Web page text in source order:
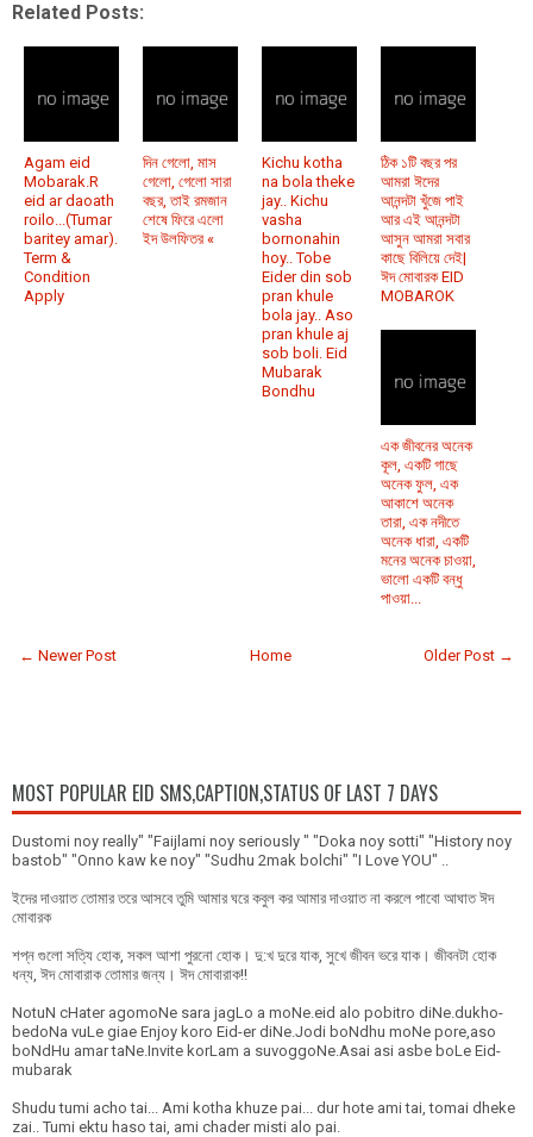
Related Posts:
Agam eid
Mobarak.R
eid ar daoath
roilo...(Tumar
baritey amar).
Term &
Condition
Apply
দিন গেলো, মাস
গেলো, গেলো সারা
বছর, তাই রমজান
শেষে ফিরে এলো
ইদ উলফিতর «
Kichu kotha
na bola theke
jay.. Kichu
vasha
bornonahin
hoy.. Tobe
Eider din sob
pran khule
bola jay.. Aso
pran khule aj
sob boli. Eid
Mubarak
Bondhu
ঠিক ১টি বছর পর
আমরা ঈদের
আনন্দটা খুঁজে পাই
আর এই আনন্দটা
আসুন আমরা সবার
কাছে বিলিয়ে দেই|
ঈদ মোবারক EID
MOBAROK
এক জীবনের অনেক
কূল, একটি গাছে
অনেক ফুল, এক
আকাশে অনেক
তারা, এক নদীতে
অনেক ধারা, একটি
মনের অনেক চাওয়া,
ভালো একটি বন্ধু
পাওয়া...
← Newer Post Older Post →
Home
MOST POPULAR EID SMS,CAPTION,STATUS OF LAST 7 DAYS
Dustomi noy really" "Faijlami noy seriously " "Doka noy sotti" "History noy
bastob" "Onno kaw ke noy" "Sudhu 2mak bolchi" "I Love YOU" ..
ইদের দাওয়াত তোমার তরে আসবে তুমি আমার ঘরে কবুল কর আমার দাওয়াত না করলে পাবো আঘাত ঈদ
মোবারক
শপ্ন গুলো সত্যি হোক, সকল আশা পুরনো হোক। দু:খ দুরে যাক, সুখে জীবন ভরে যাক। জীবনটা হোক
ধন্য, ঈদ মোবারাক তোমার জন্য। ঈদ মোবারাক!!
NotuN cHater agomoNe sara jagLo a moNe.eid alo pobitro diNe.dukho-
bedoNa vuLe giae Enjoy koro Eid-er diNe.Jodi boNdhu moNe pore,aso
boNdHu amar taNe.Invite korLam a suvoggoNe.Asai asi asbe boLe Eid-
mubarak
Shudu tumi acho tai... Ami kotha khuze pai... dur hote ami tai, tomai dheke
zai.. Tumi ektu haso tai, ami chader misti alo pai.